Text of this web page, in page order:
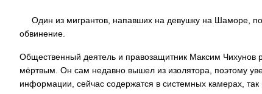
Один из мигрантов, напавших на девушку на Шаморе,
обвинение.
Общественный деятель и правозащитник Максим Чихунов
мёртвым. Он сам недавно вышел из изолятора, поэтому
информации, сейчас содержатся в системных камерах,